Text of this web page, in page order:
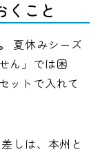
くこと
夏休みシーズ
ん」では困
ットで入れて
しは、本州と